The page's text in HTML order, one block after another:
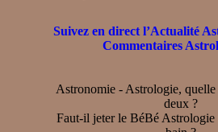
Suivez en direct l’Actualité
Commentaires
Astronomie - Astrologie, quelle
deux ?
Faut-il jeter le BéBé Astrologie